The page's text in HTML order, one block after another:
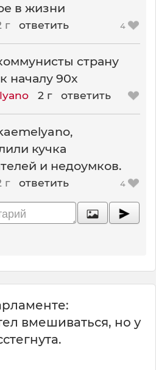
в жизни
г ответить 4
страну
началу 90х
2 г ответить
кучка
и недоумков.
г ответить 4
вмешиваться, но у